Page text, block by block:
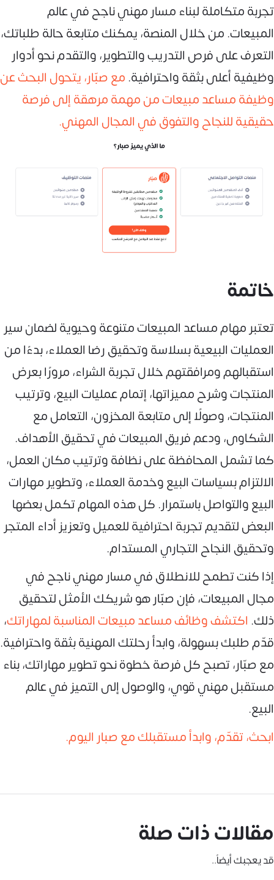
تجربة متكاملة لبناء مسار مهني ناجح في عالم
المبيعات. من خلال المنصة، يمكنك متابعة حالة طلباتك،
التعرف على فرص التدريب والتطوير، والتقدم نحو أدوار
وظيفية أعلى بثقة واحترافية. مع صبّار، يتحول البحث عن
وظيفة مساعد مبيعات من مهمة مرهقة إلى فرصة
حقيقية للنجاح والتفوق في المجال المهني.
خاتمة
تعتبر مهام مساعد المبيعات متنوعة وحيوية لضمان سير
العمليات البيعية بسلاسة وتحقيق رضا العملاء، بدءًا من
استقبالهم ومرافقتهم خلال تجربة الشراء، مرورًا بعرض
المنتجات وشرح مميزاتها، إتمام عمليات البيع، وترتيب
المنتجات، وصولًا إلى متابعة المخزون، التعامل مع
الشكاوى، ودعم فريق المبيعات في تحقيق الأهداف.
كما تشمل المحافظة على نظافة وترتيب مكان العمل،
الالتزام بسياسات البيع وخدمة العملاء، وتطوير مهارات
البيع والتواصل باستمرار. كل هذه المهام تكمل بعضها
البعض لتقديم تجربة احترافية للعميل وتعزيز أداء المتجر
وتحقيق النجاح التجاري المستدام.
إذا كنت تطمح للانطلاق في مسار مهني ناجح في
مجال المبيعات، فإن صبّار هو شريكك الأمثل لتحقيق
ذلك. اكتشف وظائف مساعد مبيعات المناسبة لمهاراتك،
قدّم طلبك بسهولة، وابدأ رحلتك المهنية بثقة واحترافية.
مع صبّار، تصبح كل فرصة خطوة نحو تطوير مهاراتك، بناء
مستقبل مهني قوي، والوصول إلى التميز في عالم
البيع.
ابحث، تقدّم، وابدأ مستقبلك مع صبار اليوم.
مقالات ذات صلة
قد يعجبك أيضاً..